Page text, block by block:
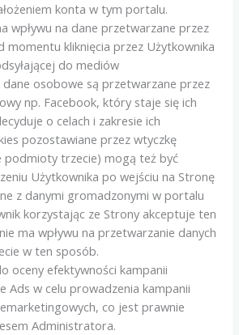
konta w tym portalu.
wpływu na dane przetwarzane przez
momentu kliknięcia przez Użytkownika
do mediów
dane osobowe są przetwarzane przez
np. Facebook, który staje się ich
o celach i zakresie ich
pozostawiane przez wtyczkę
podmioty trzecie) mogą też być
Użytkownika po wejściu na Stronę
z danymi gromadzonymi w portalu
korzystając ze Strony akceptuje ten
ma wpływu na przetwarzanie danych
w ten sposób.
oceny efektywności kampanii
Ads w celu prowadzenia kampanii
co jest prawnie
Administratora.